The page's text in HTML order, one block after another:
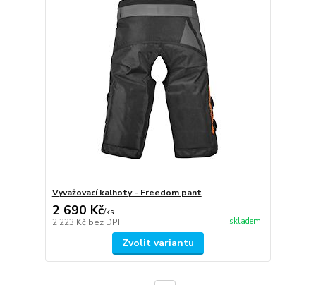
Vyvažovací kalhoty - Freedom pant
2 690 Kč/ks
2 223 Kč bez DPH skladem
Zvolit variantu